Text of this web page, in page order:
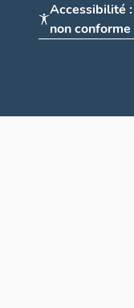
Accessibilité :
non conforme